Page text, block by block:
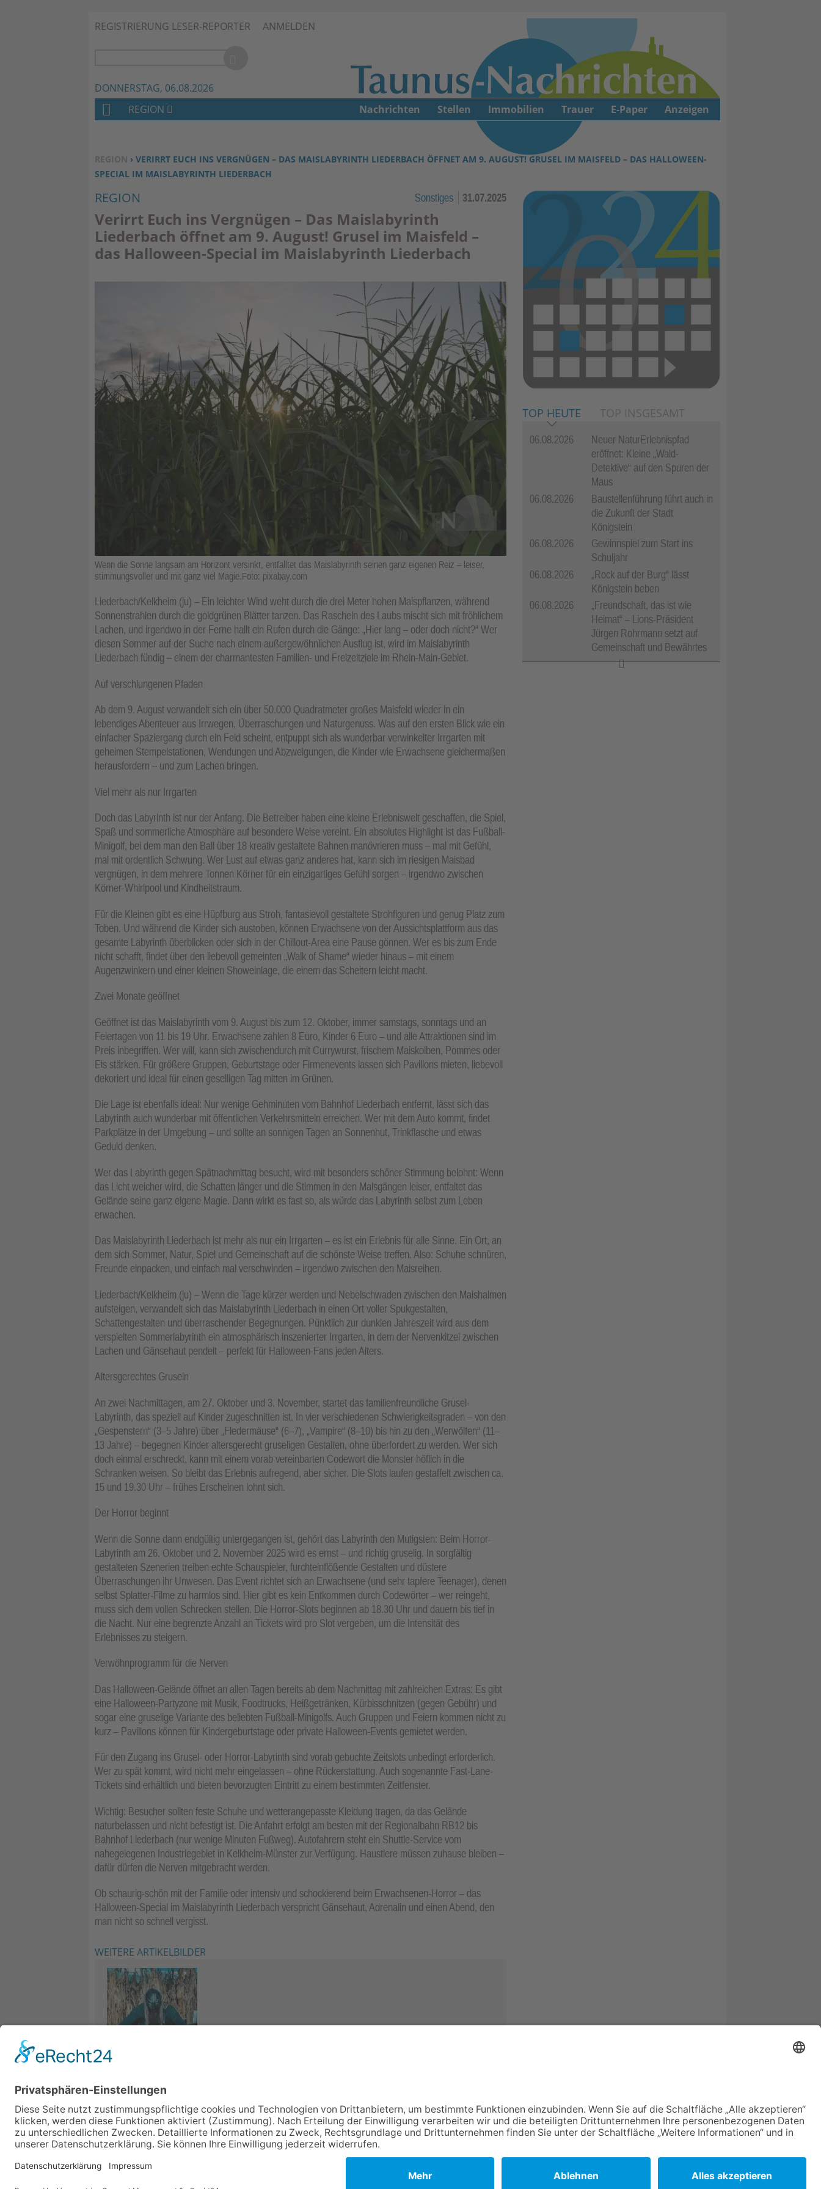
REGISTRIERUNG LESER-REPORTER ANMELDEN
DONNERSTAG, 06.08.2026
SIE BEFINDEN SICH HIER:
REGION › VERIRRT EUCH INS VERGNÜGEN – DAS MAISLABYRINTH LIEDERBACH ÖFFNET AM 9. AUGUST! GRUSEL IM MAISFELD – DAS HALLOWEEN-
SPECIAL IM MAISLABYRINTH LIEDERBACH
REGION Sonstiges 31.07.2025
Verirrt Euch ins Vergnügen – Das Maislabyrinth
Liederbach öffnet am 9. August! Grusel im Maisfeld –
das Halloween-Special im Maislabyrinth Liederbach
Wenn die Sonne langsam am Horizont versinkt, entfalltet das Maislabyrinth seinen ganz eigenen Reiz – leiser,
stimmungsvoller und mit ganz viel Magie.Foto: pixabay.com
Liederbach/Kelkheim (ju) – Ein leichter Wind weht durch die drei Meter hohen Maispflanzen, während
Sonnenstrahlen durch die goldgrünen Blätter tanzen. Das Rascheln des Laubs mischt sich mit fröhlichem
Lachen, und irgendwo in der Ferne hallt ein Rufen durch die Gänge: „Hier lang – oder doch nicht?“ Wer
diesen Sommer auf der Suche nach einem außergewöhnlichen Ausflug ist, wird im Maislabyrinth
Liederbach fündig – einem der charmantesten Familien- und Freizeitziele im Rhein-Main-Gebiet.
Auf verschlungenen Pfaden
Ab dem 9. August verwandelt sich ein über 50.000 Quadratmeter großes Maisfeld wieder in ein
lebendiges Abenteuer aus Irrwegen, Überraschungen und Naturgenuss. Was auf den ersten Blick wie ein
einfacher Spaziergang durch ein Feld scheint, entpuppt sich als wunderbar verwinkelter Irrgarten mit
geheimen Stempelstationen, Wendungen und Abzweigungen, die Kinder wie Erwachsene gleichermaßen
herausfordern – und zum Lachen bringen.
Viel mehr als nur Irrgarten
Doch das Labyrinth ist nur der Anfang. Die Betreiber haben eine kleine Erlebniswelt geschaffen, die Spiel,
Spaß und sommerliche Atmosphäre auf besondere Weise vereint. Ein absolutes Highlight ist das Fußball-
Minigolf, bei dem man den Ball über 18 kreativ gestaltete Bahnen manövrieren muss – mal mit Gefühl,
mal mit ordentlich Schwung. Wer Lust auf etwas ganz anderes hat, kann sich im riesigen Maisbad
vergnügen, in dem mehrere Tonnen Körner für ein einzigartiges Gefühl sorgen – irgendwo zwischen
Körner-Whirlpool und Kindheitstraum.
Für die Kleinen gibt es eine Hüpfburg aus Stroh, fantasievoll gestaltete Strohfiguren und genug Platz zum
Toben. Und während die Kinder sich austoben, können Erwachsene von der Aussichtsplattform aus das
gesamte Labyrinth überblicken oder sich in der Chillout-Area eine Pause gönnen. Wer es bis zum Ende
nicht schafft, findet über den liebevoll gemeinten „Walk of Shame“ wieder hinaus – mit einem
Augenzwinkern und einer kleinen Showeinlage, die einem das Scheitern leicht macht.
Zwei Monate geöffnet
Geöffnet ist das Maislabyrinth vom 9. August bis zum 12. Oktober, immer samstags, sonntags und an
Feiertagen von 11 bis 19 Uhr. Erwachsene zahlen 8 Euro, Kinder 6 Euro – und alle Attraktionen sind im
Preis inbegriffen. Wer will, kann sich zwischendurch mit Currywurst, frischem Maiskolben, Pommes oder
Eis stärken. Für größere Gruppen, Geburtstage oder Firmenevents lassen sich Pavillons mieten, liebevoll
dekoriert und ideal für einen geselligen Tag mitten im Grünen.
Die Lage ist ebenfalls ideal: Nur wenige Gehminuten vom Bahnhof Liederbach entfernt, lässt sich das
Labyrinth auch wunderbar mit öffentlichen Verkehrsmitteln erreichen. Wer mit dem Auto kommt, findet
Parkplätze in der Umgebung – und sollte an sonnigen Tagen an Sonnenhut, Trinkflasche und etwas
Geduld denken.
Wer das Labyrinth gegen Spätnachmittag besucht, wird mit besonders schöner Stimmung belohnt: Wenn
das Licht weicher wird, die Schatten länger und die Stimmen in den Maisgängen leiser, entfaltet das
Gelände seine ganz eigene Magie. Dann wirkt es fast so, als würde das Labyrinth selbst zum Leben
erwachen.
Das Maislabyrinth Liederbach ist mehr als nur ein Irrgarten – es ist ein Erlebnis für alle Sinne. Ein Ort, an
dem sich Sommer, Natur, Spiel und Gemeinschaft auf die schönste Weise treffen. Also: Schuhe schnüren,
Freunde einpacken, und einfach mal verschwinden – irgendwo zwischen den Maisreihen.
Liederbach/Kelkheim (ju) – Wenn die Tage kürzer werden und Nebelschwaden zwischen den Maishalmen
aufsteigen, verwandelt sich das Maislabyrinth Liederbach in einen Ort voller Spukgestalten,
Schattengestalten und überraschender Begegnungen. Pünktlich zur dunklen Jahreszeit wird aus dem
verspielten Sommerlabyrinth ein atmosphärisch inszenierter Irrgarten, in dem der Nervenkitzel zwischen
Lachen und Gänsehaut pendelt – perfekt für Halloween-Fans jeden Alters.
Altersgerechtes Gruseln
An zwei Nachmittagen, am 27. Oktober und 3. November, startet das familienfreundliche Grusel-
Labyrinth, das speziell auf Kinder zugeschnitten ist. In vier verschiedenen Schwierigkeitsgraden – von den
„Gespenstern“ (3–5 Jahre) über „Fledermäuse“ (6–7), „Vampire“ (8–10) bis hin zu den „Werwölfen“ (11–
13 Jahre) – begegnen Kinder altersgerecht gruseligen Gestalten, ohne überfordert zu werden. Wer sich
doch einmal erschreckt, kann mit einem vorab vereinbarten Codewort die Monster höflich in die
Schranken weisen. So bleibt das Erlebnis aufregend, aber sicher. Die Slots laufen gestaffelt zwischen ca.
15 und 19.30 Uhr – frühes Erscheinen lohnt sich.
Der Horror beginnt
Wenn die Sonne dann endgültig untergegangen ist, gehört das Labyrinth den Mutigsten: Beim Horror-
Labyrinth am 26. Oktober und 2. November 2025 wird es ernst – und richtig gruselig. In sorgfältig
gestalteten Szenerien treiben echte Schauspieler, furchteinflößende Gestalten und düstere
Überraschungen ihr Unwesen. Das Event richtet sich an Erwachsene (und sehr tapfere Teenager), denen
selbst Splatter-Filme zu harmlos sind. Hier gibt es kein Entkommen durch Codewörter – wer reingeht,
muss sich dem vollen Schrecken stellen. Die Horror-Slots beginnen ab 18.30 Uhr und dauern bis tief in
die Nacht. Nur eine begrenzte Anzahl an Tickets wird pro Slot vergeben, um die Intensität des
Erlebnisses zu steigern.
Verwöhnprogramm für die Nerven
Das Halloween-Gelände öffnet an allen Tagen bereits ab dem Nachmittag mit zahlreichen Extras: Es gibt
eine Halloween-Partyzone mit Musik, Foodtrucks, Heißgetränken, Kürbisschnitzen (gegen Gebühr) und
sogar eine gruselige Variante des beliebten Fußball-Minigolfs. Auch Gruppen und Feiern kommen nicht zu
kurz – Pavillons können für Kindergeburtstage oder private Halloween-Events gemietet werden.
Für den Zugang ins Grusel- oder Horror-Labyrinth sind vorab gebuchte Zeitslots unbedingt erforderlich.
Wer zu spät kommt, wird nicht mehr eingelassen – ohne Rückerstattung. Auch sogenannte Fast-Lane-
Tickets sind erhältlich und bieten bevorzugten Eintritt zu einem bestimmten Zeitfenster.
Wichtig: Besucher sollten feste Schuhe und wetterangepasste Kleidung tragen, da das Gelände
naturbelassen und nicht befestigt ist. Die Anfahrt erfolgt am besten mit der Regionalbahn RB12 bis
Bahnhof Liederbach (nur wenige Minuten Fußweg). Autofahrern steht ein Shuttle-Service vom
nahegelegenen Industriegebiet in Kelkheim-Münster zur Verfügung. Haustiere müssen zuhause bleiben –
dafür dürfen die Nerven mitgebracht werden.
Ob schaurig-schön mit der Familie oder intensiv und schockierend beim Erwachsenen-Horror – das
Halloween-Special im Maislabyrinth Liederbach verspricht Gänsehaut, Adrenalin und einen Abend, den
man nicht so schnell vergisst.
WEITERE ARTIKELBILDER
TOP HEUTE TOP INSGESAMT
06.08.2026
Neuer NaturErlebnispfad
eröffnet: Kleine „Wald-
Detektive“ auf den Spuren der
Maus
06.08.2026
Baustellenführung führt auch in
die Zukunft der Stadt
Königstein
06.08.2026
Gewinnspiel zum Start ins
Schuljahr
06.08.2026
„Rock auf der Burg“ lässt
Königstein beben
06.08.2026
„Freundschaft, das ist wie
Heimat“ – Lions-Präsident
Jürgen Rohrmann setzt auf
Gemeinschaft und Bewährtes
H
M
E
REGION Nachrichten Stellen Immobilien Trauer E-Paper Anzeigen
NACH OBEN
Impressum Datenschutz
Copyright Taunus Nachrichten 2009 bis 2026